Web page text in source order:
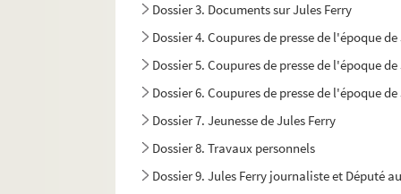
Dossier 3. Documents sur Jules Ferry
Dossier 4. Coupures de presse de l'époque
Dossier 5. Coupures de presse de l'époque
Dossier 6. Coupures de presse de l'époque
Dossier 7. Jeunesse de Jules Ferry
Dossier 8. Travaux personnels
Dossier 9. Jules Ferry journaliste et Député